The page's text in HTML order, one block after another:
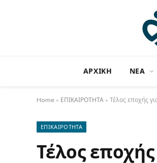
ΑΡΧΙΚΗ NΕΑ
Home » ΕΠΙΚΑΙΡΟΤΗΤΑ » Τέλος εποχής
ΕΠΙΚΑΙΡΟΤΗΤΑ
Τέλος